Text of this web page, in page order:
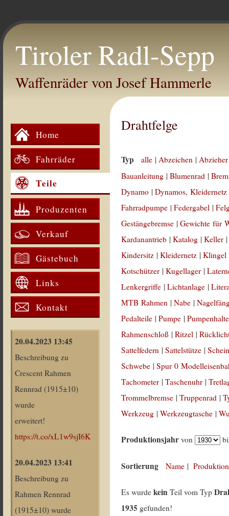
Tiroler Radl-Sepp
Waffenräder von Josef Hammerle
Home
Fahrräder
Teile
Produzenten
Verkauf
Gästebuch
Links
Kontakt
20.04.2023 13:45
Beschreibung zu
Crescent Rahmen
Rennrad (1915±10)
wurde
erweitert!
https://t.co/xL1w9sjI6K
20.04.2023 13:41
Beschreibung zu
Rahmen Rennrad
(1915±10) wurde
Drahtfelge
Typ alle |Abzeichen |
Bauanleitung |Blumenrad |
Dynamo |Dynamos, Kleidernetz
Fahrradpumpe |Federgabel |
Gestängebremse |Gewichte für
Kardanantrieb |Katalog |Keller
Kindersitz |Kleidernetz |Klingel
Kotschützer |Kugellager |
Lenkergriffe |Lichtanlage |
MTB Rahmen |Nabe |
Pedalteile |Pumpe |
Rahmenschloß |Ritzel |
Sattelfedern |Sattelstütze |
Schwebe |Spur 0
Tachometer |Taschenuhr |
Trommelbremse |Truppenrad |
Werkzeug |Werkzeugtasche |
Produktionsjahr von
Sortierung Name |
Es wurdekein Teil vom Typ
1935 gefunden!